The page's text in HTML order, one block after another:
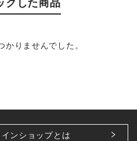
りませんでした。
ンショップとは